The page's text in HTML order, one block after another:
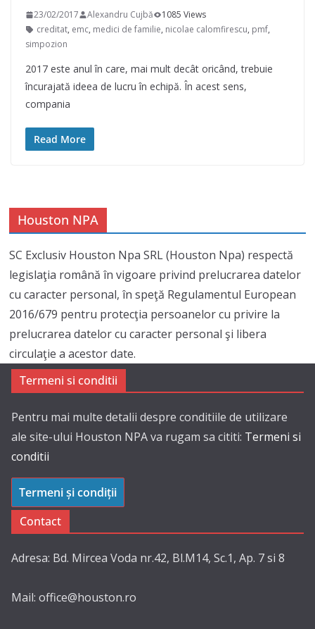
23/02/2017 Alexandru Cujbă
1085 Views
creditat, emc, medici de familie, nicolae calomfirescu, pmf,
simpozion
2017 este anul în care, mai mult decât oricând, trebuie
încurajată ideea de lucru în echipă. În acest sens,
compania
Read More
Houston NPA
SC Exclusiv Houston Npa SRL (Houston Npa) respectă
legislaţia română în vigoare privind prelucrarea datelor
cu caracter personal, în speţă Regulamentul European
2016/679 pentru protecţia persoanelor cu privire la
prelucrarea datelor cu caracter personal şi libera
circulaţie a acestor date.
Termeni si conditii
Pentru mai multe detalii despre conditiile de utilizare
ale site-ului Houston NPA va rugam sa cititi: Termeni si
conditii
Termeni și condiții
Contact
Adresa: Bd. Mircea Voda nr.42, Bl.M14, Sc.1, Ap. 7 si 8
Mail: office@houston.ro